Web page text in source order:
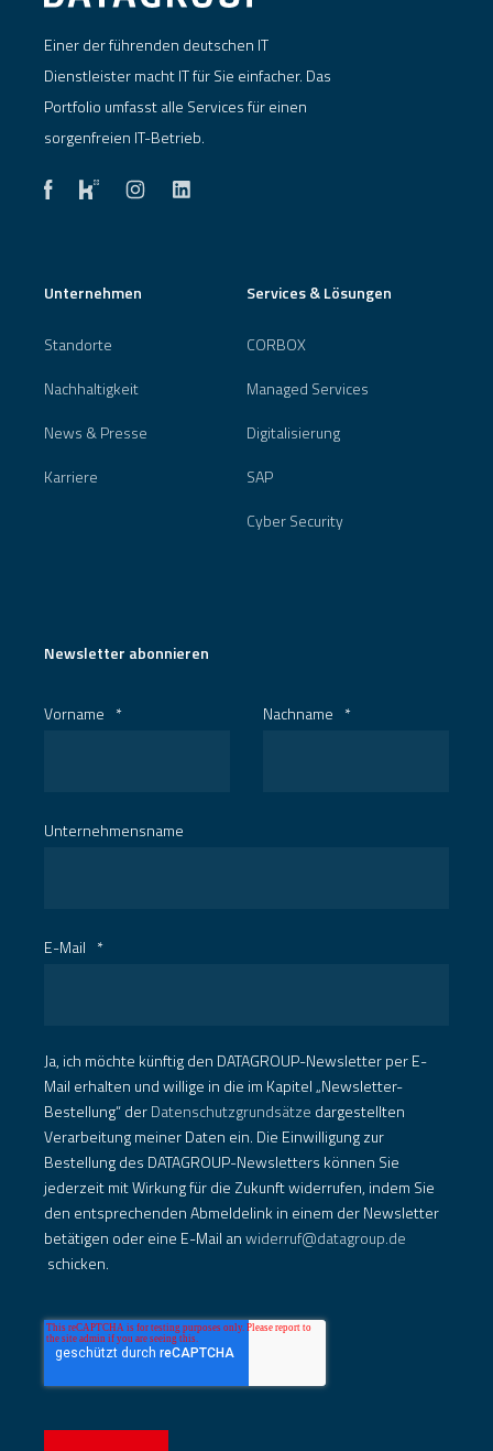
Einer der führenden deutschen IT
Dienstleister macht IT für Sie einfacher. Das
Portfolio umfasst alle Services für einen
sorgenfreien IT-Betrieb.
Unternehmen
Standorte
Nachhaltigkeit
News & Presse
Karriere
Services & Lösungen
CORBOX
Managed Services
Digitalisierung
SAP
Cyber Security
Newsletter abonnieren
Vorname * Nachname *
Unternehmensname
E-Mail *
Ja, ich möchte künftig den DATAGROUP-Newsletter per E-
Mail erhalten und willige in die im Kapitel „Newsletter-
Bestellung“ derDatenschutzgrundsätze dargestellten
Verarbeitung meiner Daten ein. Die Einwilligung zur
Bestellung des DATAGROUP-Newsletters können Sie
jederzeit mit Wirkung für die Zukunft widerrufen, indem Sie
den entsprechenden Abmeldelink in einem der Newsletter
betätigen oder eine E-Mail anwiderruf@datagroup.de
schicken.